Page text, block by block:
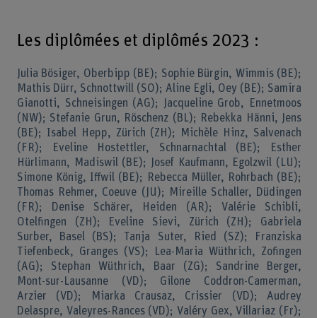
Les diplômées et diplômés 2023 :
Julia Bösiger, Oberbipp (BE); Sophie Bürgin, Wimmis (BE);
Mathis Dürr, Schnottwill (SO); Aline Egli, Oey (BE); Samira
Gianotti, Schneisingen (AG); Jacqueline Grob, Ennetmoos
(NW); Stefanie Grun, Röschenz (BL); Rebekka Hänni, Jens
(BE); Isabel Hepp, Zürich (ZH); Michèle Hinz, Salvenach
(FR); Eveline Hostettler, Schnarnachtal (BE); Esther
Hürlimann, Madiswil (BE); Josef Kaufmann, Egolzwil (LU);
Simone König, Iffwil (BE); Rebecca Müller, Rohrbach (BE);
Thomas Rehmer, Coeuve (JU); Mireille Schaller, Düdingen
(FR); Denise Schärer, Heiden (AR); Valérie Schibli,
Otelfingen (ZH); Eveline Sievi, Zürich (ZH); Gabriela
Surber, Basel (BS); Tanja Suter, Ried (SZ); Franziska
Tiefenbeck, Granges (VS); Lea-Maria Wüthrich, Zofingen
(AG); Stephan Wüthrich, Baar (ZG); Sandrine Berger,
Mont-sur-Lausanne (VD); Gilone Coddron-Camerman,
Arzier (VD); Miarka Crausaz, Crissier (VD); Audrey
Delaspre, Valeyres-Rances (VD); Valéry Gex, Villariaz (Fr);